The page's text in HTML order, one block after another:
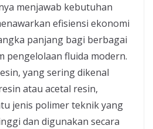
menjawab kebutuhan
efisiensi ekonomi
panjang bagi berbagai
pengelolaan fluida modern.
yang sering dikenal
atau acetal resin,
jenis polimer teknik yang
dan digunakan secara